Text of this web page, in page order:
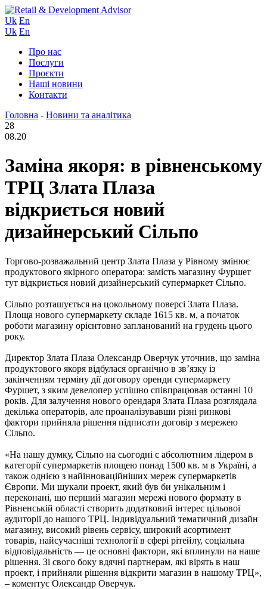
Uk En
Uk En
Про нас
Послуги
Проєкти
Наші новини
Контакти
Головна - Новини та аналітика
28
08.20
Заміна якоря: в рівненському
ТРЦ Злата Плаза
відкриється новий
дизайнерський Сільпо
Торгово-розважальний центр Злата Плаза у Рівному змінює
продуктового якірного оператора: замість магазину Фуршет
тут відкриється новий дизайнерський супермаркет Сільпо.
Cільпо розташується на цокольному поверсі Злата Плаза.
Площа нового супермаркету складе 1615 кв. м, а початок
роботи магазину орієнтовно запланований на грудень цього
року.
Директор Злата Плаза Олександр Оверчук уточнив, що заміна
продуктового якоря відбулася органічно в зв’язку із
закінченням терміну дії договору оренди супермаркету
Фуршет, з яким девелопер успішно співпрацював останні 10
років. Для залучення нового орендаря Злата Плаза розглядала
декілька операторів, але проаналізувавши різні ринкові
фактори прийняла рішення підписати договір з мережею
Сільпо.
«На нашу думку, Сільпо на сьогодні є абсолютним лідером в
категорії супермаркетів площею понад 1500 кв. м в Україні, а
також однією з найінноваційніших мереж супермаркетів
Європи. Ми шукали проект, який був би унікальним і
переконані, що перший магазин мережі нового формату в
Рівненській області створить додатковий інтерес цільової
аудиторії до нашого ТРЦ. Індивідуальний тематичний дизайн
магазину, високий рівень сервісу, широкий асортимент
товарів, найсучасніші технології в сфері рітейлу, соціальна
відповідальність — це основні фактори, які вплинули на наше
рішення. Зі свого боку вдячні партнерам, які вірять в наш
проект, і прийняли рішення відкрити магазин в нашому ТРЦ»,
– коментує Олександр Оверчук.